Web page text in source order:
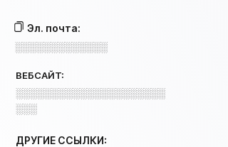
Эл. почта:
░░░░░░░░░░░░░
ВЕБСАЙТ:
░░░░░░░░░░░░░░░░░░░░░
░░░
ДРУГИЕ ССЫЛКИ: